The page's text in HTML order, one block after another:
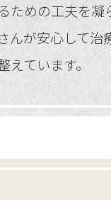
ための工夫を凝
んが安心して治
えています。